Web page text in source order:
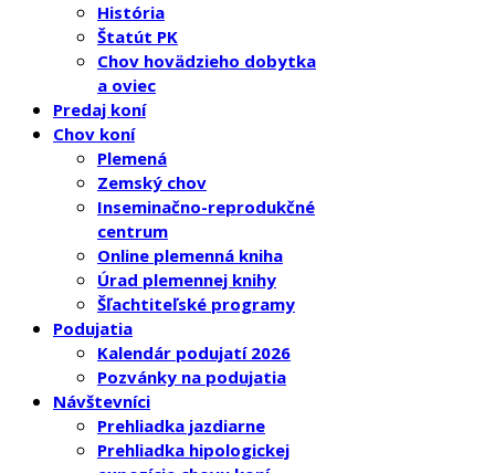
História
Štatút PK
Chov hovädzieho dobytka
a oviec
Predaj koní
Chov koní
Plemená
Zemský chov
Inseminačno-reprodukčné
centrum
Online plemenná kniha
Úrad plemennej knihy
Šľachtiteľské programy
Podujatia
Kalendár podujatí 2026
Pozvánky na podujatia
Návštevníci
Prehliadka jazdiarne
Prehliadka hipologickej